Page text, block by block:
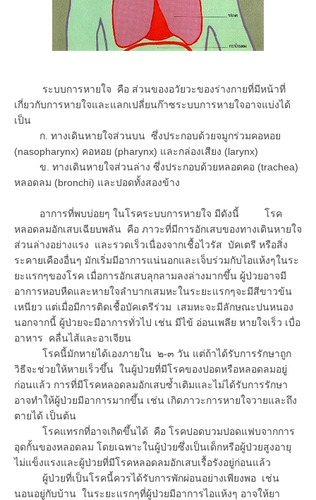
ระบบการหายใจ คือ ส่วนของอวัยวะของร่างกายที่มีหน้าที่
เกี่ยวกับการหายใจและแลกเปลี่ยนก๊าซระบบการหายใจอาจแบ่งได้
เป็น
ก. ทางเดินหายใจส่วนบน ซึ่งประกอบด้วยจมูกร่วมคอหอย
(nasopharynx) คอหอย (pharynx) และกล่องเสียง (larynx)
ข. ทางเดินหายใจส่วนล่าง ซึ่งประกอบด้วยหลอดคอ (trachea)
หลอดลม (bronchi) และปอดทั้งสองข้าง
อาการที่พบบ่อยๆ ในโรคระบบการหายใจ มีดังนี้ โรค
หลอดลมอักเสบเฉียบพลัน คือ ภาวะที่มีการอักเสบของทางเดินหายใจ
ส่วนล่างอย่างแรง และรวดเร็วเนื่องจากเชื้อไวรัส บัคเตรี หรือสิ่ง
ระคายเคืองอื่นๆ มักเริ่มมีอาการแน่นอกและเจ็บร่วมกับไอแห้งๆในระ
ยะแรกๆของโรค เมื่อการอักเสบลุกลามลงล่างมากขึ้น ผู้ป่วยอาจมี
อาการหอบหืดและหายใจลำบากเสมหะในระยะแรกๆจะมีสีขาวข้น
เหนียว แต่เมื่อมีการติดเชื้อบัคเตรีร่วม เสมหะจะมีลักษณะปนหนอง
นอกจากนี้ ผู้ป่วยจะมีอาการทั่วไป เช่น มีไข้ อ่อนเพลีย หายใจเร็ว เบื่อ
อาหาร คลื่นไส้และอาเจียน
โรคนี้มักหายได้เองภายใน ๒-๓ วัน แต่ถ้าได้รับการรักษาถูก
วิธีจะช่วยให้หายเร็วขึ้น ในผู้ป่วยที่มีโรคของปอดหรือหลอดลมอยู่
ก่อนแล้ว การที่มีโรคหลอดลมอักเสบซ้ำเติมและไม่ได้รับการรักษา
อาจทำให้ผู้ป่วยมีอาการมากขึ้น เช่น เกิดภาวะการหายใจวายและถึง
ตายได้ เป็นต้น
โรคแทรกที่อาจเกิดขึ้นได้ คือ โรคปอดบวมปอดแฟบจากการ
อุดกั้นของหลอดลม โดยเฉพาะในผู้ป่วยซึ่งเป็นเด็กหรือผู้ป่วยสูงอายุ
ไม่แข็งแรงและผู้ป่วยที่มีโรคหลอดลมอักเสบเรื้อรังอยู่ก่อนแล้ว
ผู้ป่วยที่เป็นโรคนี้ควรได้รับการพักผ่อนอย่างเพียงพอ เช่น
นอนอยู่กับบ้าน ในระยะแรกๆที่ผู้ป่วยมีอาการไอแห้งๆ อาจให้ยา